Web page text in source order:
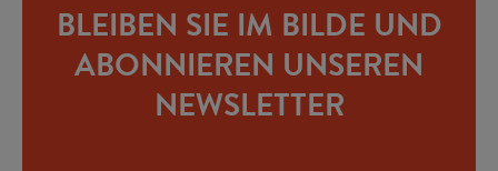
BLEIBEN SIE IM BILDE UND
ABONNIEREN UNSEREN
NEWSLETTER